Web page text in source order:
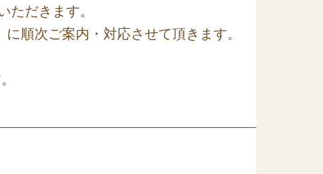
ただきます。
順次ご案内・対応させて頂きます。